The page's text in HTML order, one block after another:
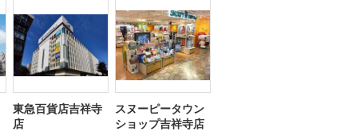
東急百貨店吉祥寺
店
スヌーピータウン
ショップ吉祥寺店